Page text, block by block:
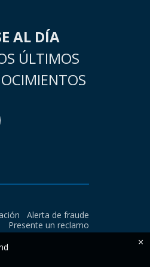
AL DÍA
ÚLTIMOS
Alerta de fraude
Presente un reclamo
×